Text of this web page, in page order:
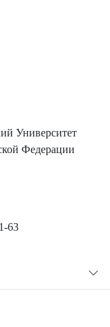
Университет
Федерации
63